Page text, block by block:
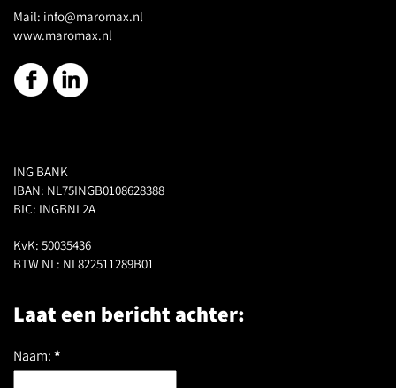
Mail: info@maromax.nl
www.maromax.nl
ING BANK
IBAN: NL75INGB0108628388
BIC: INGBNL2A
KvK: 50035436
BTW NL: NL822511289B01
Laat een bericht achter:
Naam:*